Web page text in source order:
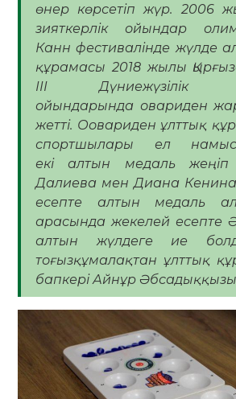
өнер көрсетіп жүр. 2006
зияткерлік ойындар
Канн фестивалінде жүлде
құрамасы 2018 жылы
IIІ Дүниежүзілік
ойындарында овариден
жетті. Оовариден ұлттық
спортшылары ел
екі алтын медаль
Далиева мен Диана
есепте алтын медаль
арасында жекелей есепте
алтын жүлдеге ие
тоғызқұмалақтан ұлттық
бапкері Айнұр